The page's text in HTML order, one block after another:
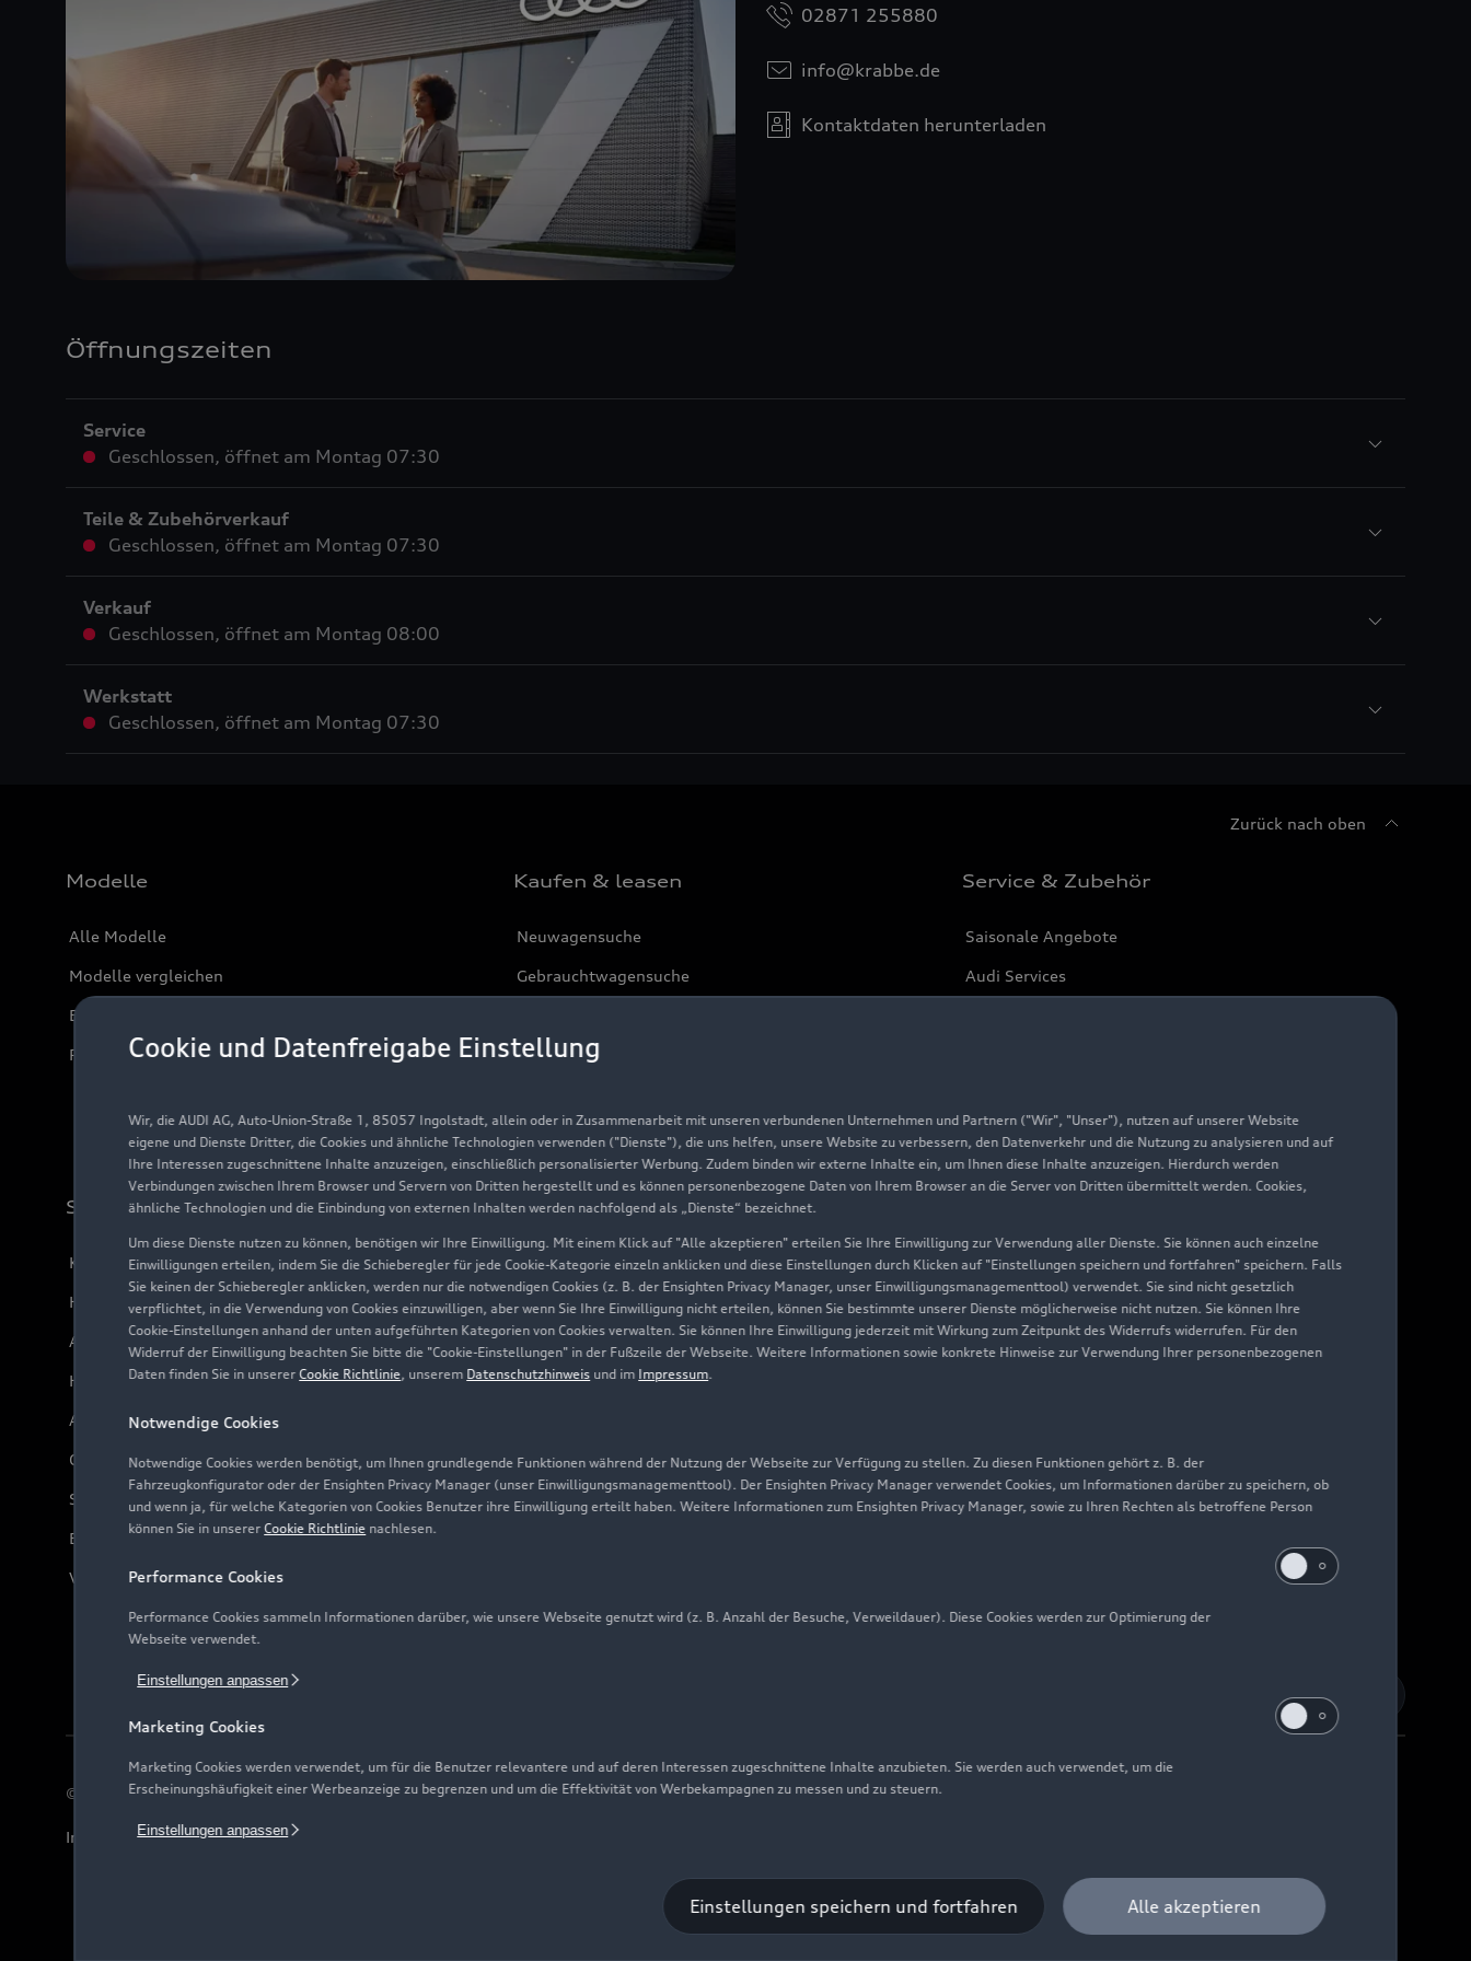
Cookie und Datenfreigabe Einstellung
Wir, die AUDI AG, Auto-Union-Straße 1, 85057 Ingolstadt, allein oder in Zusammenarbeit mit unseren verbundenen Unternehmen und Partnern ("Wir", "Unser"), nutzen auf unserer Website
eigene und Dienste Dritter, die Cookies und ähnliche Technologien verwenden ("Dienste"), die uns helfen, unsere Website zu verbessern, den Datenverkehr und die Nutzung zu analysieren und auf
Ihre Interessen zugeschnittene Inhalte anzuzeigen, einschließlich personalisierter Werbung. Zudem binden wir externe Inhalte ein, um Ihnen diese Inhalte anzuzeigen. Hierdurch werden
Verbindungen zwischen Ihrem Browser und Servern von Dritten hergestellt und es können personenbezogene Daten von Ihrem Browser an die Server von Dritten übermittelt werden. Cookies,
ähnliche Technologien und die Einbindung von externen Inhalten werden nachfolgend als „Dienste“ bezeichnet.
Um diese Dienste nutzen zu können, benötigen wir Ihre Einwilligung. Mit einem Klick auf "Alle akzeptieren" erteilen Sie Ihre Einwilligung zur Verwendung aller Dienste. Sie können auch einzelne
Einwilligungen erteilen, indem Sie die Schieberegler für jede Cookie-Kategorie einzeln anklicken und diese Einstellungen durch Klicken auf "Einstellungen speichern und fortfahren" speichern. Falls
Sie keinen der Schieberegler anklicken, werden nur die notwendigen Cookies (z. B. der Ensighten Privacy Manager, unser Einwilligungsmanagementtool) verwendet. Sie sind nicht gesetzlich
verpflichtet, in die Verwendung von Cookies einzuwilligen, aber wenn Sie Ihre Einwilligung nicht erteilen, können Sie bestimmte unserer Dienste möglicherweise nicht nutzen. Sie können Ihre
Cookie-Einstellungen anhand der unten aufgeführten Kategorien von Cookies verwalten. Sie können Ihre Einwilligung jederzeit mit Wirkung zum Zeitpunkt des Widerrufs widerrufen. Für den
Widerruf der Einwilligung beachten Sie bitte die "Cookie-Einstellungen" in der Fußzeile der Webseite. Weitere Informationen sowie konkrete Hinweise zur Verwendung Ihrer personenbezogenen
Daten finden Sie in unsererCookie Richtlinie, unserem Datenschutzhinweis und im Impressum.
Notwendige Cookies
Notwendige Cookies werden benötigt, um Ihnen grundlegende Funktionen während der Nutzung der Webseite zur Verfügung zu stellen. Zu diesen Funktionen gehört z. B. der
Fahrzeugkonfigurator oder der Ensighten Privacy Manager (unser Einwilligungsmanagementtool). Der Ensighten Privacy Manager verwendet Cookies, um Informationen darüber zu speichern, ob
und wenn ja, für welche Kategorien von Cookies Benutzer ihre Einwilligung erteilt haben. Weitere Informationen zum Ensighten Privacy Manager, sowie zu Ihren Rechten als betroffene Person
können Sie in unsererCookie Richtlinie nachlesen.
Performance Cookies
Performance Cookies sammeln Informationen darüber, wie unsere Webseite genutzt wird (z. B. Anzahl der Besuche, Verweildauer). Diese Cookies werden zur Optimierung der
Webseite verwendet.
Einstellungen anpassen
Marketing Cookies
Marketing Cookies werden verwendet, um für die Benutzer relevantere und auf deren Interessen zugeschnittene Inhalte anzubieten. Sie werden auch verwendet, um die
Erscheinungshäufigkeit einer Werbeanzeige zu begrenzen und um die Effektivität von Werbekampagnen zu messen und zu steuern.
Einstellungen anpassen
Alle akzeptieren
Einstellungen speichern und fortfahren
02871 255880
info@krabbe.de
Kontaktdaten herunterladen
Öffnungszeiten
Service
Geschlossen, öffnet am Montag 07:30
Teile & Zubehörverkauf
Geschlossen, öffnet am Montag 07:30
Verkauf
Geschlossen, öffnet am Montag 08:00
Werkstatt
Geschlossen, öffnet am Montag 07:30
Zurück nach oben
Modelle
Alle Modelle
Modelle vergleichen
Elektromodelle
Plug-in-Hybride
Kaufen & leasen
Neuwagensuche
Gebrauchtwagensuche
Finanzierung
Geschäftskunden
Service & Zubehör
Saisonale Angebote
Audi Services
Support
Kundenservice
Händlersuche
Audi Code
Häufige Fragen (FAQ)
Audi Online Beratung
Online-Terminvereinbarung
Servicekontakt
Bordbuch & Bedienungsanleitungen
Verträge kündigen
Über Audi
Unternehmen
Karriere
Investor Relations
Presse & Media Center
Audi erleben
Newsletter
© 2026 AUDI AG. Alle Rechte vorbehalten
Impressum Rechtliches Hinweisgebersystem